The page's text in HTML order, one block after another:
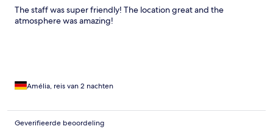
The staff was super friendly! The location great and the
atmosphere was amazing!
Amélia, reis van 2 nachten
Geverifieerde beoordeling